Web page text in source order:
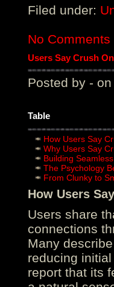
Filed under:
No Comments
Users Say Crush
Posted by - on
Table
How Users Say
Why Users Say
Building
The Psychology
From Clunky to
How Users
Users share
connections
Many
reducing
report that its